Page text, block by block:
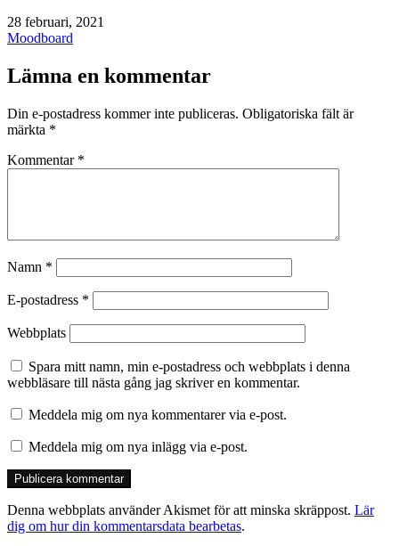
Publicerat
den
28 februari, 2021
Kategoriserat
Moodboard
Lämna en kommentar
Din e-postadress kommer inte publiceras. Obligatoriska fält är
märkta *
Kommentar *
Namn *
E-postadress *
Webbplats
Spara mitt namn, min e-postadress och webbplats i denna
webbläsare till nästa gång jag skriver en kommentar.
Meddela mig om nya kommentarer via e-post.
Meddela mig om nya inlägg via e-post.
Denna webbplats använder Akismet för att minska skräppost. Lär
dig om hur din kommentarsdata bearbetas.